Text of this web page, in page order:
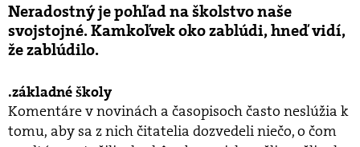
Neradostný je pohľad na školstvo naše
svojstojné. Kamkoľvek oko zablúdi, hneď vidí,
že zablúdilo.
základné školy
Komentáre v novinách a časopisoch často neslúžia k
tomu, aby sa z nich čitatelia dozvedeli niečo, o čom